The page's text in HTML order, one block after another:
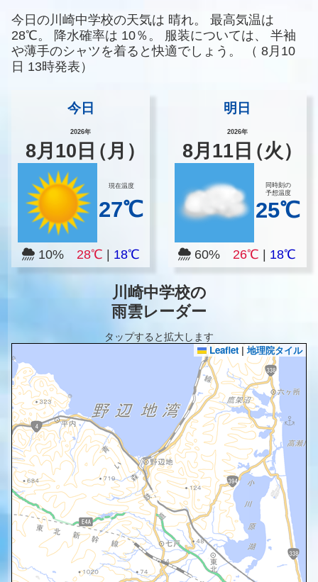
今日の川崎中学校の天気は 晴れ。
最高気温は
28℃。
降水確率は 10％。 服装については、
半袖
や薄手のシャツを着ると快適でしょう。
（ 8月10
日 13時発表）
今日
2026年
8月 10 日（月）
現在温度
27℃
10% 28℃ 18℃
明日
2026年
8月 11日（火）
同時刻の
予想温度
25℃
60% 26℃ 18℃
川崎中学校の
雨雲レーダー
タップすると拡大します
Leaflet | 地理院タイル